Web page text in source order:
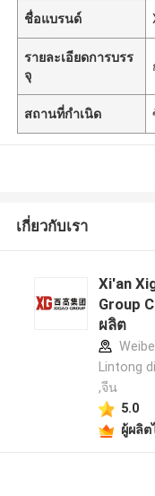
ชื่อแบรนด์
รายละเอียดการบรร
จุ
สถานที่กำเนิด
เกี่ยวกับเรา
Xi'an
Group
ผลิต
Lintong
,จีน
5.0
ผู้ผลิต